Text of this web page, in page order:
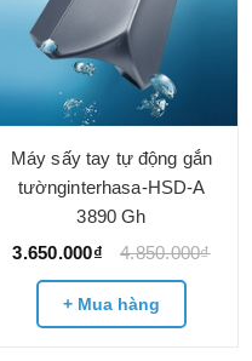
Máy sấy tay tự động gắn
tườnginterhasa-HSD-A
3890 Gh
3.650.000₫
4.850.000₫
+ Mua hàng